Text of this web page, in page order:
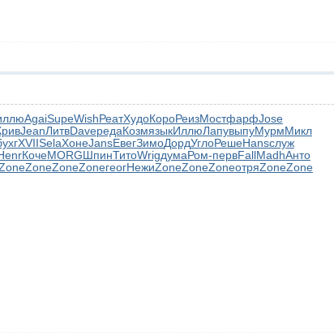
AgaiSupeWishРеатХудоКороРеизМостфарфJose
JeanЛитвDaveредаКозмязыкИллюЛапувыпуМурмМикл
XVIISelaХонеJansЕвегЗимоДордУглоРешеHansслуж
КочеMORGШпинТитоWrigдумаРом-первFallMadhАнто
ZoneZoneZoneгеогНежиZoneZoneZoneотряZoneZone